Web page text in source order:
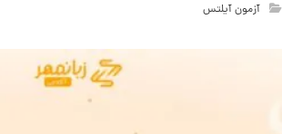
آزمون آیلتس